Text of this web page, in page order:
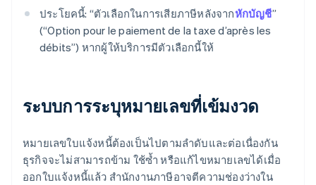
ประโยคนี้: “ตัวเลือกในการเสียภาษีหลังจากหักบัญชี”
(“Option pour le paiement de la taxe d’après les
débits”) หากผู้ให้บริการมีตัวเลือกนี้ให้
ระบบการระบุหมายเลขที่เข้มงวด
หมายเลขใบแจ้งหนี้ต้องเป็นไปตามลำดับและต่อเนื่องกัน
ธุรกิจจะไม่สามารถข้าม ใช้ซ้ำ หรือแก้ไขหมายเลขได้เมื่อ
ออกใบแจ้งหนี้แล้ว สำนักงานภาษีอาจตีความช่องว่างใน